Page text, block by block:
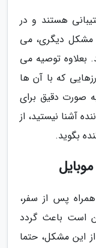
هستند و در
مشکل دیگری، می
بعلاوه توصیه می
که با آن ها
صورت دقیق برای
آشنا نیستید، از
بگوید.
پس از سفر،
است باعث گردد
این مشکل، حتما